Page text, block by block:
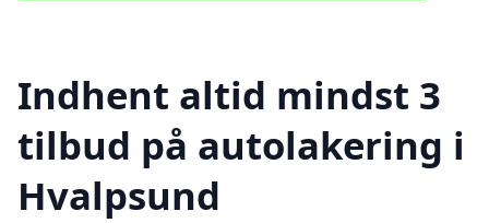
Indhent altid mindst 3
tilbud på autolakering i
Hvalpsund